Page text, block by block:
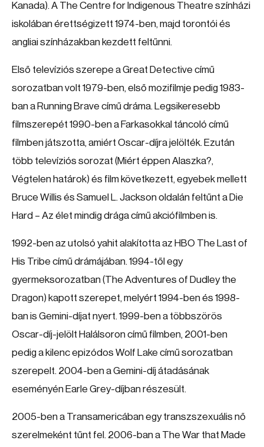
Kanada). A The Centre for Indigenous Theatre színházi
iskolában érettségizett 1974-ben, majd torontói és
angliai színházakban kezdett feltűnni.
Első televíziós szerepe a Great Detective című
sorozatban volt 1979-ben, első mozifilmje pedig 1983-
ban a Running Brave című dráma. Legsikeresebb
filmszerepét 1990-ben a Farkasokkal táncoló című
filmben játszotta, amiért Oscar-díjra jelölték. Ezután
több televíziós sorozat (Miért éppen Alaszka?,
Végtelen határok) és film következett, egyebek mellett
Bruce Willis és Samuel L. Jackson oldalán feltűnt a Die
Hard – Az élet mindig drága című akciófilmben is.
1992-ben az utolsó yahit alakította az HBO The Last of
His Tribe című drámájában. 1994-től egy
gyermeksorozatban (The Adventures of Dudley the
Dragon) kapott szerepet, melyért 1994-ben és 1998-
ban is Gemini-díjat nyert. 1999-ben a többszörös
Oscar-díj-jelölt Halálsoron című filmben, 2001-ben
pedig a kilenc epizódos Wolf Lake című sorozatban
szerepelt. 2004-ben a Gemini-díj átadásának
eseményén Earle Grey-díjban részesült.
2005-ben a Transamericában egy transzszexuális nő
szerelmeként tűnt fel. 2006-ban a The War that Made